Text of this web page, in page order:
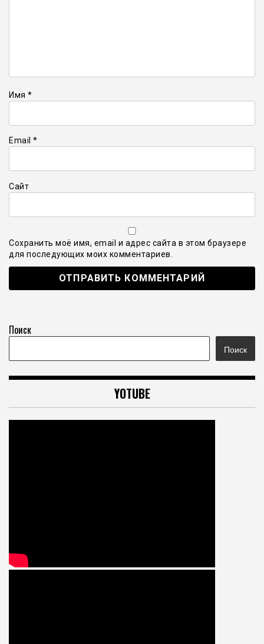
Имя *
Email *
Сайт
Сохранить моё имя, email и адрес сайта в этом браузере
для последующих моих комментариев.
Поиск
Поиск
YOTUBE